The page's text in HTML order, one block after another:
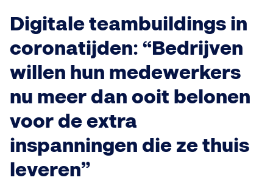
Digitale teambuildings in
coronatijden: “Bedrijven
willen hun medewerkers
nu meer dan ooit belonen
voor de extra
inspanningen die ze thuis
leveren”